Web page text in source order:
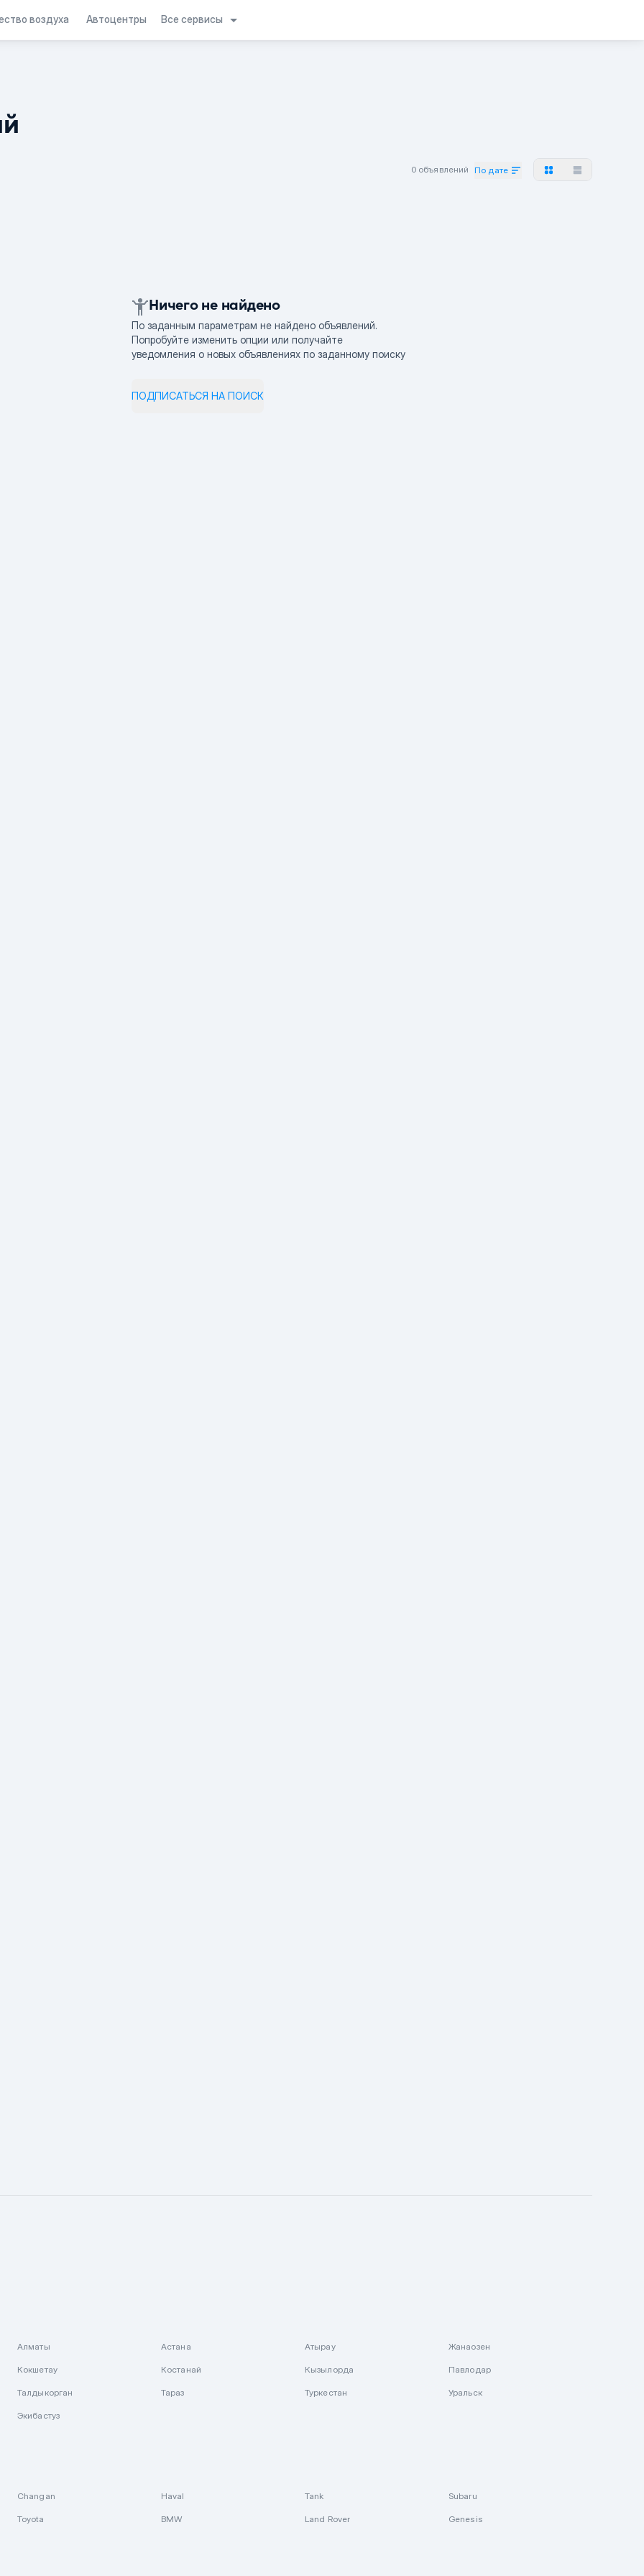
воздуха Автоцентры Все сервисы
0 объявлений По дате
Ничего не найдено
По заданным параметрам не найдено объявлений.
Попробуйте изменить опции или получайте
уведомления о новых объявлениях по заданному поиску
ПОДПИСАТЬСЯ НА ПОИСК
Алматы Астана Атырау Жанаозен
Кокшетау Костанай Кызылорда Павлодар
Талдыкорган Тараз Туркестан Уральск
Экибастуз
Changan Haval Tank Subaru
Toyota BMW Land Rover Genesis